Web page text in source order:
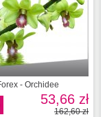
- Orchidee
53,66 zł
162,60 zł